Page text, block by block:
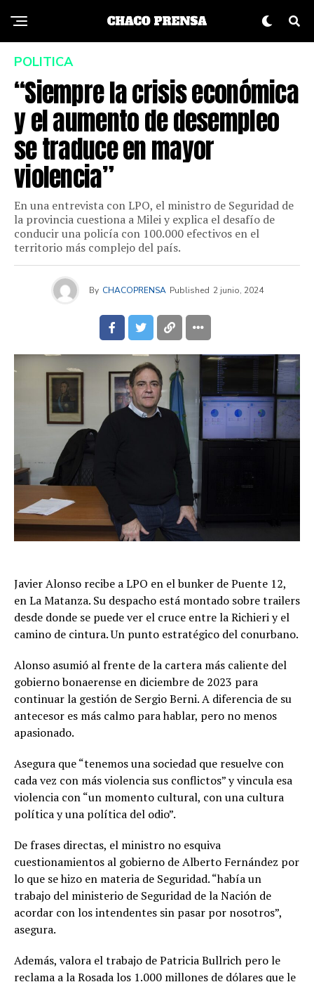
POLITICA
“Siempre la crisis económica
y el aumento de desempleo
se traduce en mayor
violencia”
En una entrevista con LPO, el ministro de Seguridad de
la provincia cuestiona a Milei y explica el desafío de
conducir una policía con 100.000 efectivos en el
territorio más complejo del país.
By CHACOPRENSA Published 2 junio, 2024
Javier Alonso recibe a LPO en el bunker de Puente 12,
en La Matanza. Su despacho está montado sobre trailers
desde donde se puede ver el cruce entre la Richieri y el
camino de cintura. Un punto estratégico del conurbano.
Alonso asumió al frente de la cartera más caliente del
gobierno bonaerense en diciembre de 2023 para
continuar la gestión de Sergio Berni. A diferencia de su
antecesor es más calmo para hablar, pero no menos
apasionado.
Asegura que “tenemos una sociedad que resuelve con
cada vez con más violencia sus conflictos” y vincula esa
violencia con “un momento cultural, con una cultura
política y una política del odio”.
De frases directas, el ministro no esquiva
cuestionamientos al gobierno de Alberto Fernández por
lo que se hizo en materia de Seguridad. “había un
trabajo del ministerio de Seguridad de la Nación de
acordar con los intendentes sin pasar por nosotros”,
asegura.
Además, valora el trabajo de Patricia Bullrich pero le
reclama a la Rosada los 1.000 millones de dólares que le